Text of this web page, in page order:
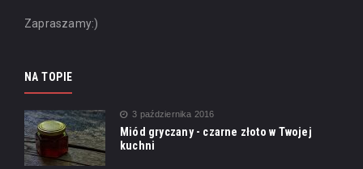
Zapraszamy:)
NA TOPIE
3 października 2016
Miód gryczany - czarne złoto w Twojej
kuchni